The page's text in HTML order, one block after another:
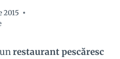
2015
restaurant pescăresc